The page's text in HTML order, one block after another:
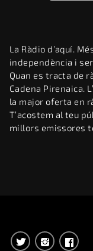
La Ràdio d’aquí.
independència i
Quan es tracta de
Cadena Pirenaica.
la major oferta en
T’acostem al teu
millors emissores